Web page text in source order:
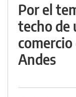
Por el
techo de
Andes